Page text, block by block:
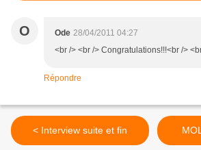
O Ode 28/04/2011 04:27
<br /> <br /> Congratulations!!!<br />
Répondre
< Interview suite et fin